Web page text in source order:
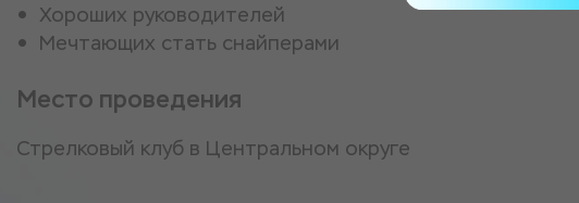
Хороших руководителей
Мечтающих стать снайперами
Место проведения
Стрелковый клуб в Центральном округе